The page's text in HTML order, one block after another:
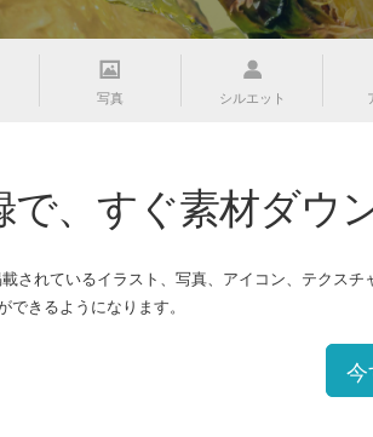
写真 シルエット
、すぐ素材ダウ
されているイラスト、写真、アイコン、テクス
きるようになります。